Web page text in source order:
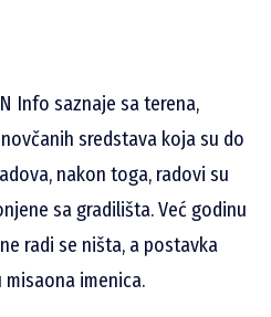
Info saznaje sa terena,
sredstava koja su do
nakon toga, radovi su
sa gradilišta. Već godinu
radi se ništa, a postavka
imenica.